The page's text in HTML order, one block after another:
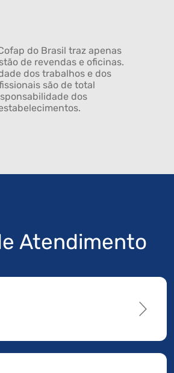
do Brasil traz apenas
de revendas e oficinas.
dos trabalhos e dos
são de total
dos
Atendimento